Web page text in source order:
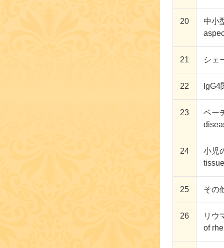
20
中小
21 シェ
22
23
ベー
24
小児
25 その
26
リウ
of